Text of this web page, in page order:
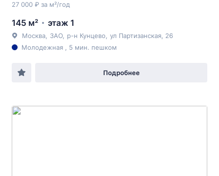
27 000 ₽ за м²/год
145 м² этаж 1
Москва ЗАО р-н Кунцево ул Партизанская , 26
Молодежная , 5 мин. пешком
Подробнее